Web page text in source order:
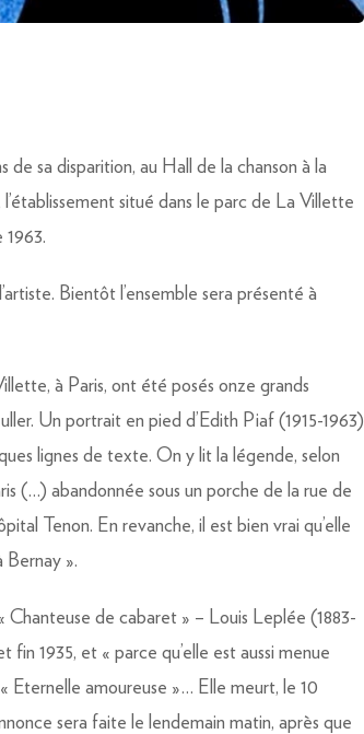
de sa disparition, au Hall de la chanson à la
situé dans le parc de La Villette
Bientôt l’ensemble sera présenté à
à Paris, ont été posés onze grands
Un portrait en pied d’Edith Piaf (1915-1963)
lignes de texte. On y lit la légende, selon
(…) abandonnée sous un porche de la rue de
Tenon. En revanche, il est bien vrai qu’elle
Bernay ».
Chanteuse de cabaret » – Louis Leplée (1883-
fin 1935, et « parce qu’elle est aussi menue
Eternelle amoureuse »… Elle meurt, le 10
sera faite le lendemain matin, après que